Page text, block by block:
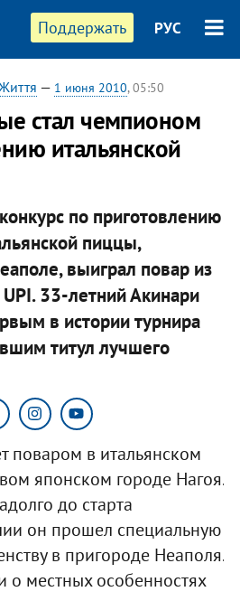
Поддержать РУС
— 1 июня 2010, 05:50
стал чемпионом
итальянской
по приготовлению
пиццы,
выиграл повар из
33-летний Акинари
в истории турнира
титул лучшего
поваром в итальянском
японском городе Нагоя.
до старта
он прошел специальную
в пригороде Неаполя.
о местных особенностях